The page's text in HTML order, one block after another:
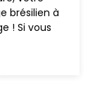
brésilien à
! Si vous